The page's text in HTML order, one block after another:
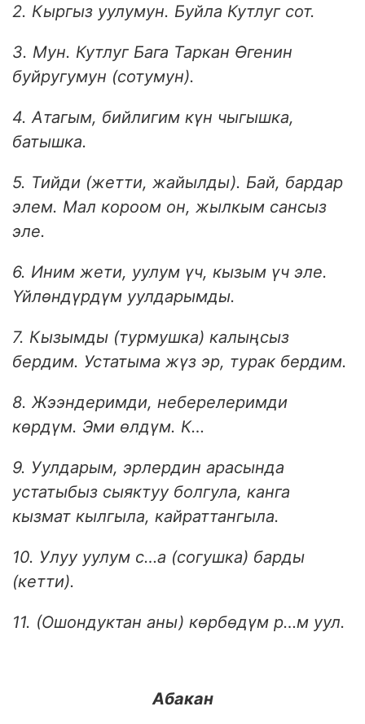
2. Кыргыз уулумун. Буйла Кутлуг сот.
3. Мун. Кутлуг Бага Таркан Өгенин
буйругумун (сотумун).
4. Атагым, бийлигим күн чыгышка,
батышка.
5. Тийди (жетти, жайылды). Бай, бардар
элем. Мал короом он, жылкым сансыз
эле.
6. Иним жети, уулум үч, кызым үч эле.
Үйлөндүрдүм уулдарымды.
7. Кызымды (турмушка) калыңсыз
бердим. Устатыма жүз эр, турак бердим.
8. Жээндеримди, неберелеримди
көрдүм. Эми өлдүм. К…
9. Уулдарым, эрлердин арасында
устатыбыз сыяктуу болгула, канга
кызмат кылгыла, кайраттангыла.
10. Улуу уулум с…а (согушка) барды
(кетти).
11. (Ошондуктан аны) көрбөдүм р…м уул.
Абакан